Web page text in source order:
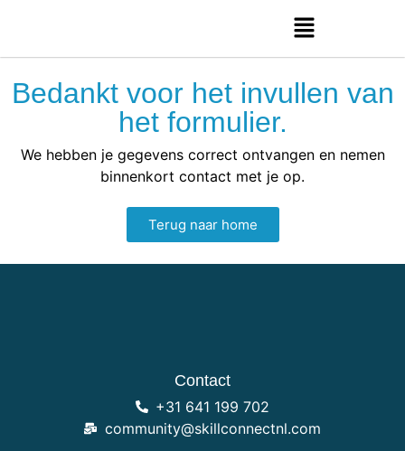
Bedankt voor het invullen van
het formulier.
We hebben je gegevens correct ontvangen en nemen
binnenkort contact met je op.
Terug naar home
Contact
+31 641 199 702
community@skillconnectnl.com